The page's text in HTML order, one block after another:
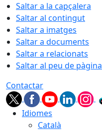
Saltar a la capçalera
Saltar al contingut
Saltar a imatges
Saltar a documents
Saltar a relacionats
Saltar al peu de pàgina
Contactar
Idiomes
Català